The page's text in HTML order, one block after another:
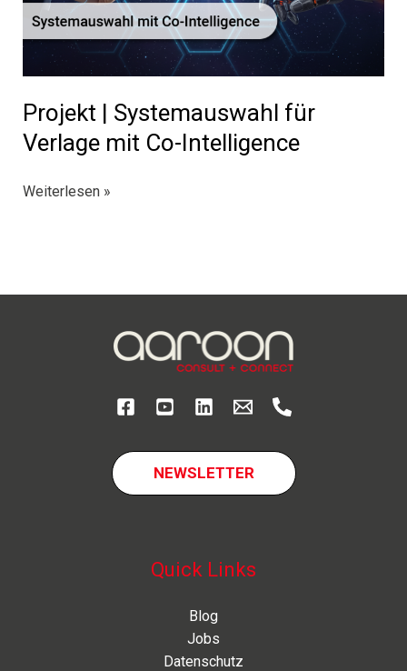
Projekt | Systemauswahl für
Verlage mit Co-Intelligence
Projekt
Weiterlesen »
NEWSLETTER
Quick Links
Blog
Jobs
Datenschutz